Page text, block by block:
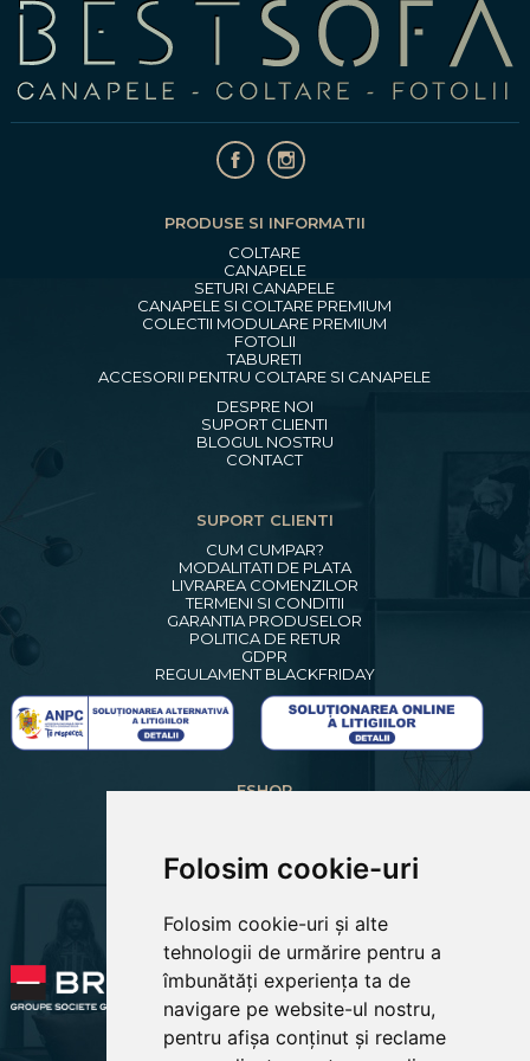
Folosim cookie-uri
Folosim cookie-uri și alte
tehnologii de urmărire pentru a
îmbunătăți experiența ta de
navigare pe website-ul nostru,
pentru afișa conținut și reclame
PRODUSE SI INFORMATII
COLTARE
CANAPELE
SETURI CANAPELE
CANAPELE SI COLTARE PREMIUM
COLECTII MODULARE PREMIUM
FOTOLII
TABURETI
ACCESORII PENTRU COLTARE SI CANAPELE
DESPRE NOI
SUPORT CLIENTI
BLOGUL NOSTRU
CONTACT
SUPORT CLIENTI
CUM CUMPAR?
MODALITATI DE PLATA
LIVRAREA COMENZILOR
TERMENI SI CONDITII
GARANTIA PRODUSELOR
POLITICA DE RETUR
GDPR
REGULAMENT BLACKFRIDAY
ESHOP
RECUPERARE PAROLA
EDITARE PROFIL
PREFERINTE COOKIES